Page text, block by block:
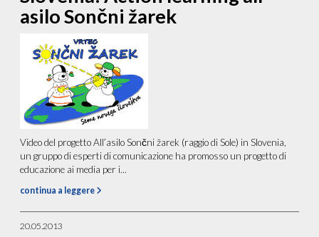
asilo Sončni žarek
Video del progetto All’asilo Sončni žarek (raggio di Sole) in Slovenia,
un gruppo di esperti di comunicazione ha promosso un progetto di
educazione ai media per i...
continua a leggere
20.05.2013